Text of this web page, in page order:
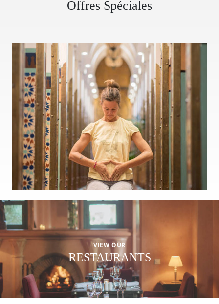
Offres Spéciales
Previous
VIEW OUR
RESTAURANTS